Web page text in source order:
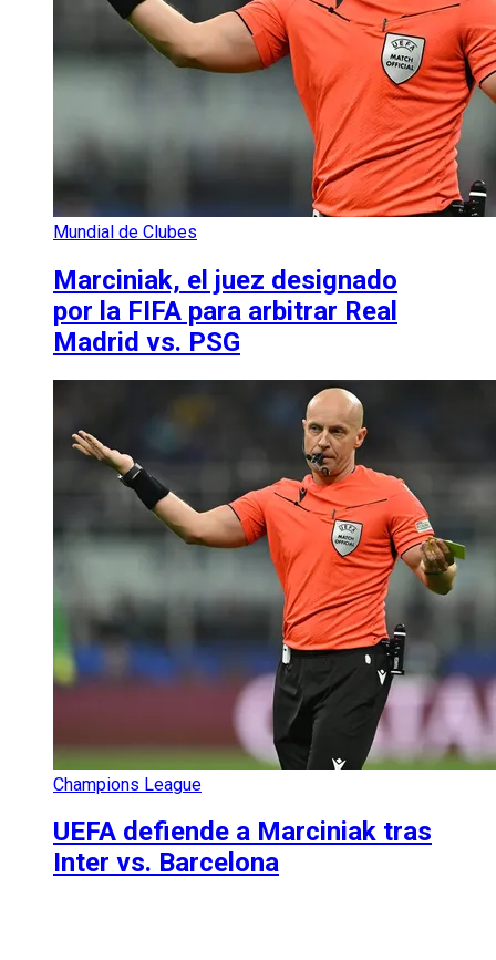
Mundial de Clubes
Marciniak, el juez designado
por la FIFA para arbitrar Real
Madrid vs. PSG
Champions League
UEFA defiende a Marciniak tras
Inter vs. Barcelona